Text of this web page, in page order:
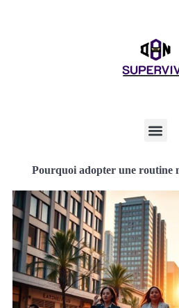
Pourquoi adopter une routine